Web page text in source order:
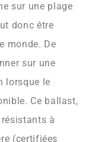
sur une plage
donc être
monde. De
sur une
lorsque le
Ce ballast,
à
(certifiées